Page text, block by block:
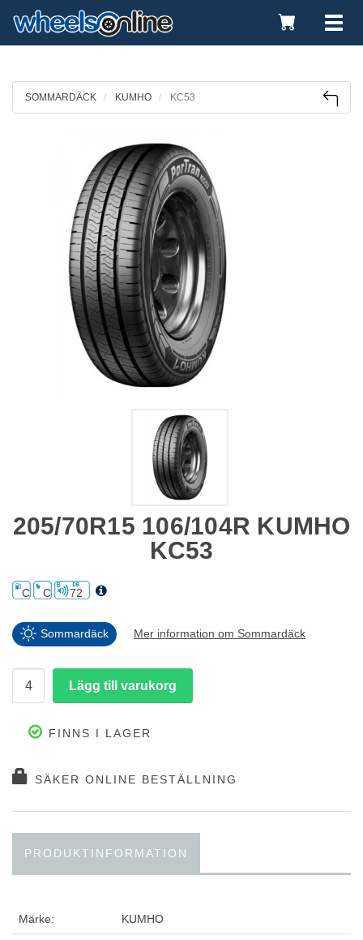
Toggle
Cart
SOMMARDÄCK KUMHO KC53
205/70R15 106/104R KUMHO
KC53
C C 72
Sommardäck Mer information om Sommardäck
FINNS I LAGER
SÄKER ONLINE BESTÄLLNING
PRODUKTINFORMATION
Märke: KUMHO